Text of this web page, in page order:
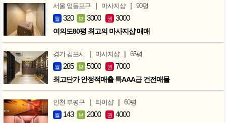
서울 영등포구 | 마사지샵 | 90평
월 320 보 3000 권 3000
여의도80평 최고의 마사지샵 매매
경기 김포시 | 마사지샵 | 65평
월 285 보 5000 권 7000
최고단가 안정적매출 특AAA급 건전매물
인천 부평구 | 타이샵 | 60평
월 143 보 2000 권 4000